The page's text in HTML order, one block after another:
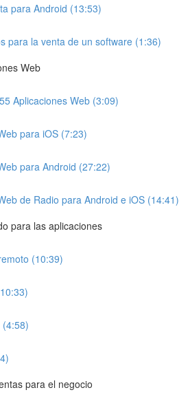
para Android (13:53)
para la venta de un software (1:36)
Web
Aplicaciones Web (3:09)
para iOS (7:23)
para Android (27:22)
de Radio para Android e iOS (14:41)
para las aplicaciones
(10:39)
para el negocio